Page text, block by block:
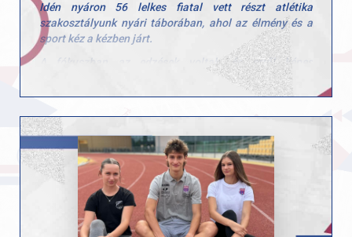
Idén nyáron 56 lelkes fiatal vett részt atlétika
szakosztályunk nyári táborában, ahol az élmény és a
sport kéz a kézben járt.
A fókuszban az edzések voltak, és erről képes
bizonyítékunk is van! A gyerekek több sportágban is
kipróbálhatták magukat, többek között
rúdugrással, a gerelyhajítással és a súlylökéssel is.
Ez a tábor nemcsak a fizikai fejlődésről szólt – célunk
az volt, hogy a gyerekek megszeressék a mozgást,
megtanuljanak küzdeni, figyelni egymásra, és olyan
értékeket vigyenek haza, amik hosszú távon is
meghatározzák a szemléletüket.